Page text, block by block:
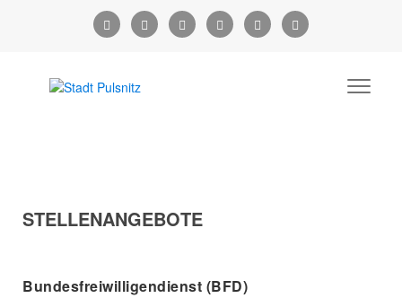
STELLENANGEBOTE
Bundesfreiwilligendienst (BFD)